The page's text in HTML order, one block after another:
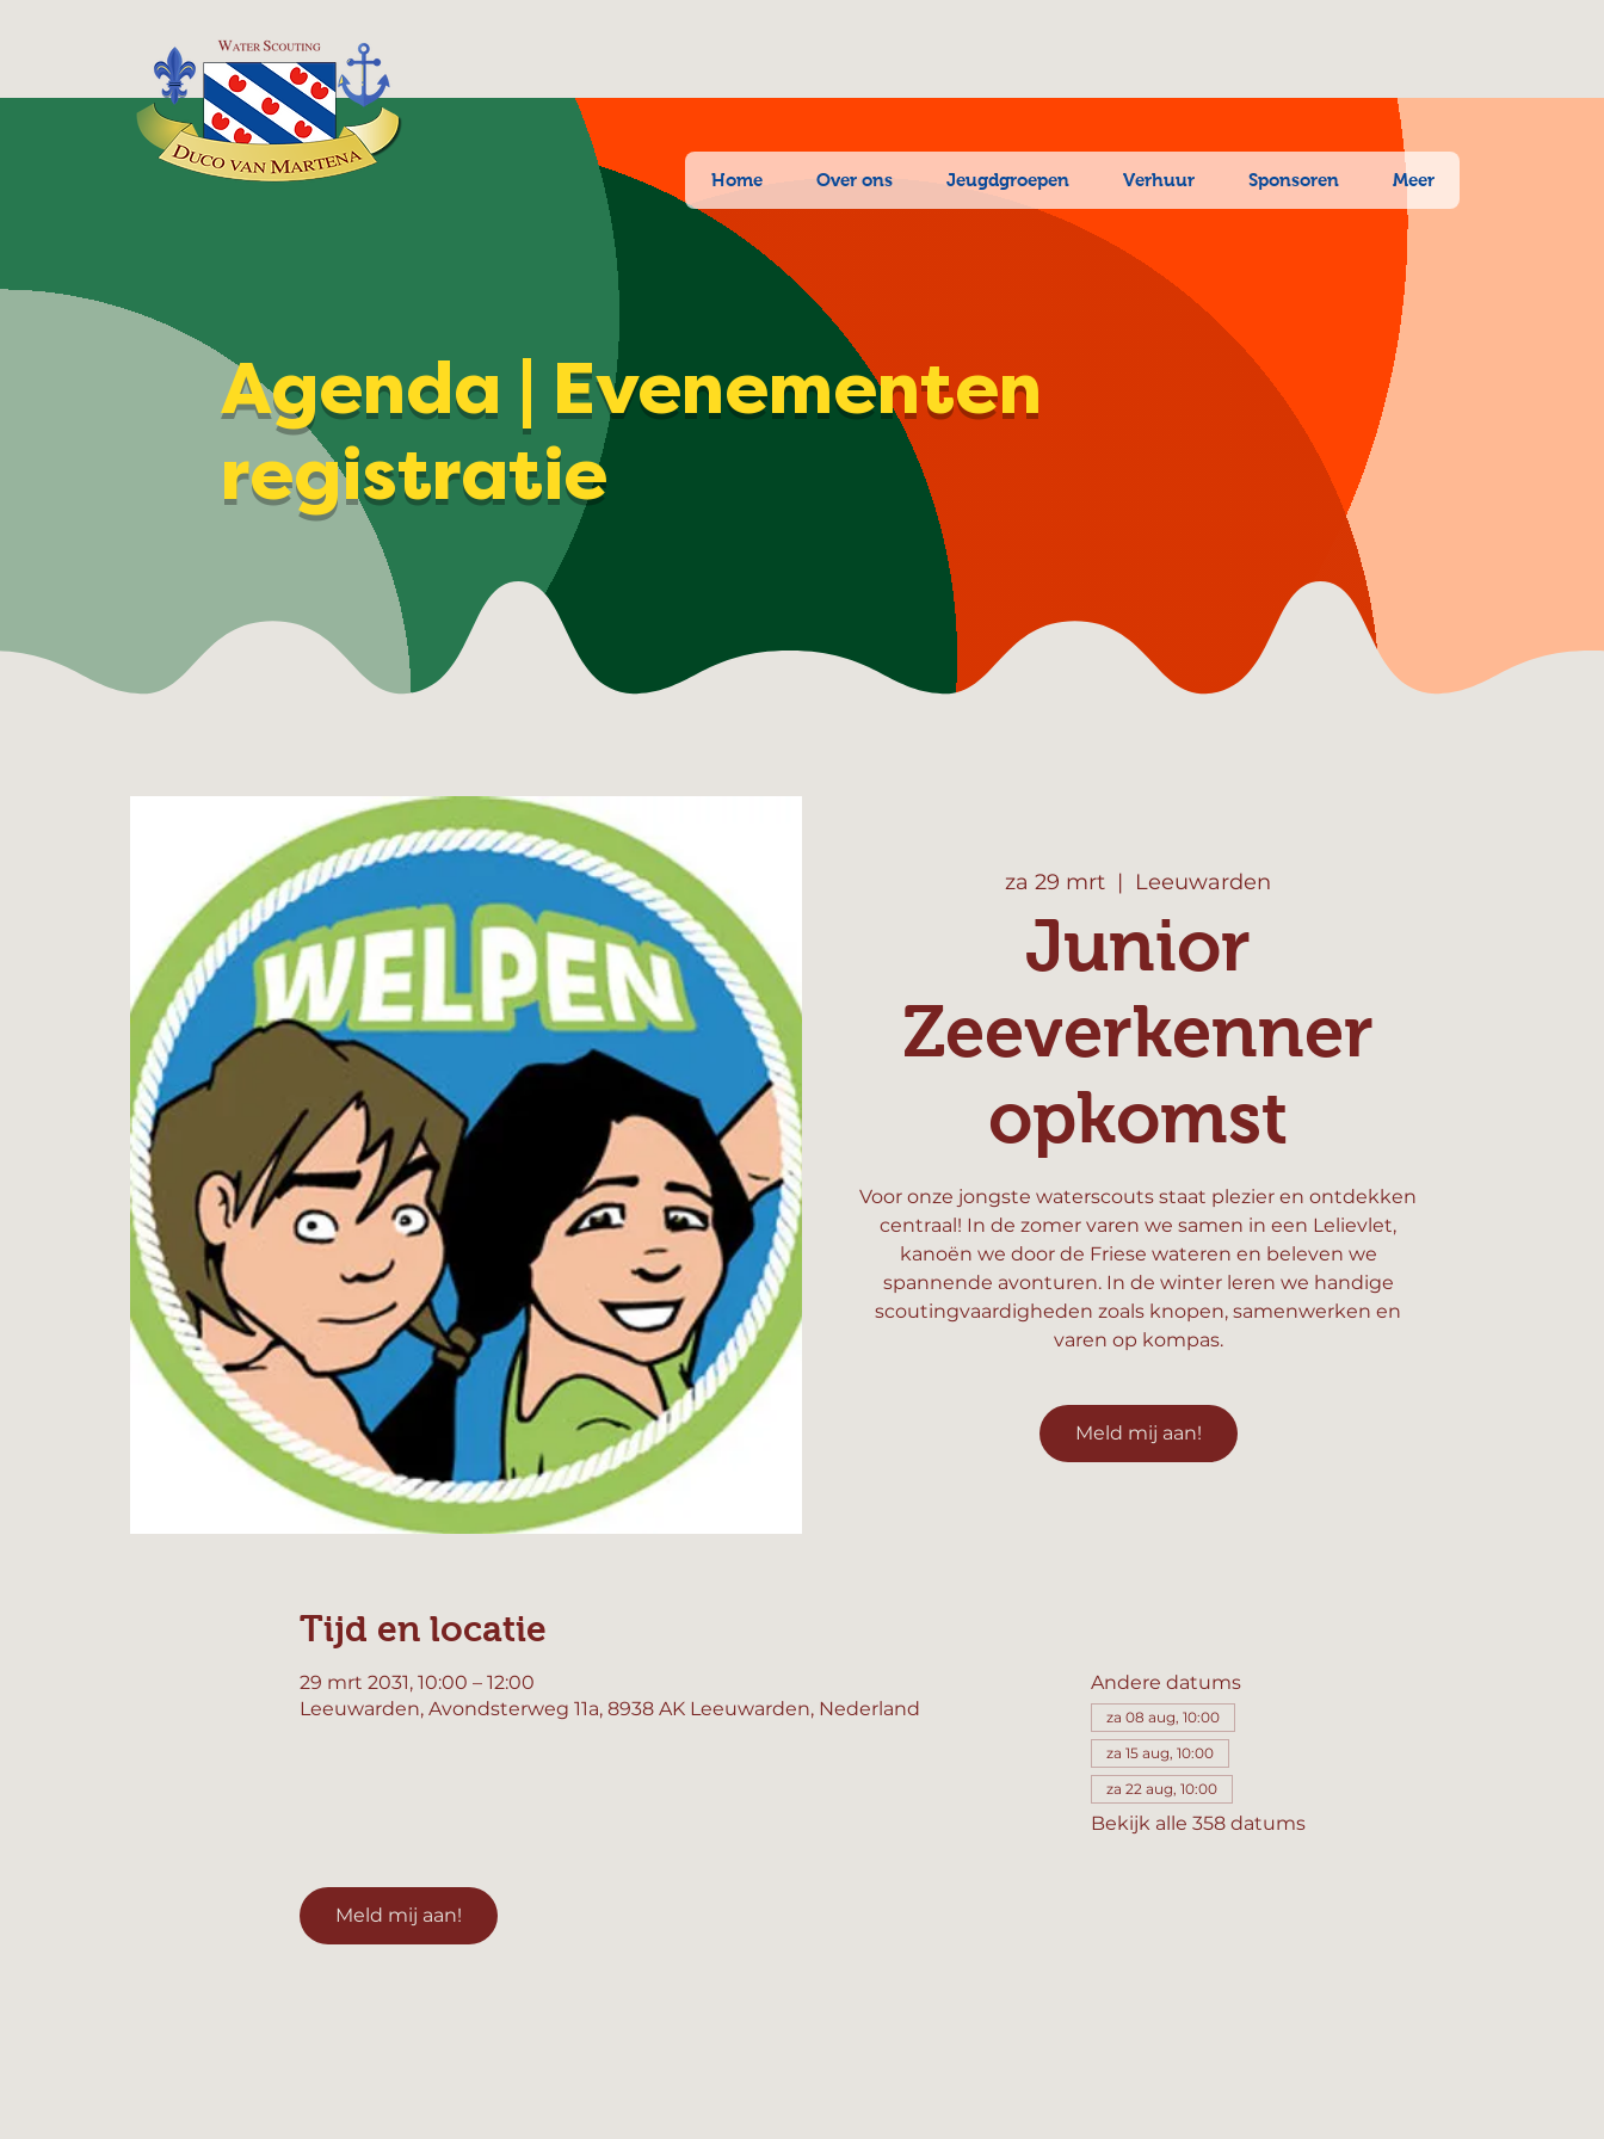
Home Over ons Jeugdgroepen Verhuur Sponsoren Meer
Agenda | Evenementen
registratie
za 29 mrt
  |
Leeuwarden
Junior
Zeeverkenner
opkomst
Voor onze jongste waterscouts staat plezier en ontdekken
centraal! In de zomer varen we samen in een Lelievlet,
kanoën we door de Friese wateren en beleven we
spannende avonturen. In de winter leren we handige
scoutingvaardigheden zoals knopen, samenwerken en
varen op kompas.
Meld mij aan!
Tijd en locatie
29 mrt 2031, 10:00 – 12:00
Leeuwarden, Avondsterweg 11a, 8938 AK Leeuwarden, Nederland
Andere datums
za 08 aug, 10:00
za 15 aug, 10:00
za 22 aug, 10:00
Bekijk alle 358 datums
Meld mij aan!